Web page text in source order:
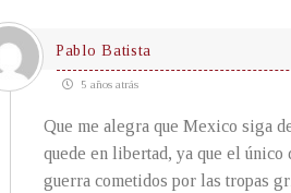
Pablo Batista
5 años atrás
Que me alegra que Mexico siga
quede en libertad, ya que el
guerra cometidos por las tropas